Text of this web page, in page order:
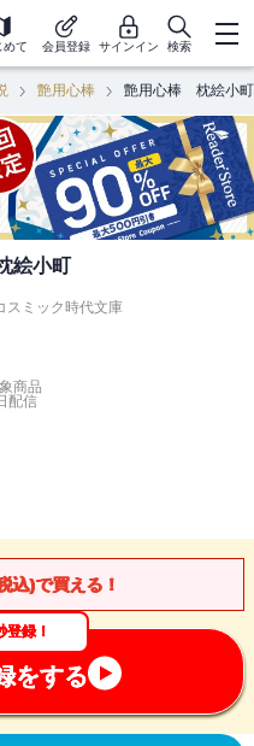
めて 会員登録 サインイン 検索
艶用心棒 艶用心棒 枕絵小町
絵小町
スミック時代文庫
商品
配信
込)で買える！
登録！
をする